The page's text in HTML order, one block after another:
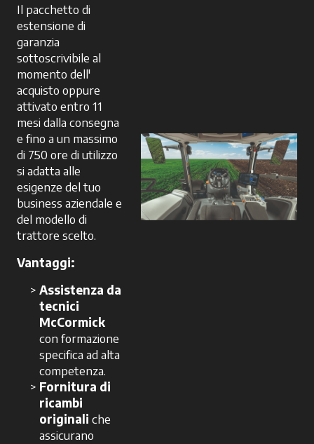
Il pacchetto di
estensione di
garanzia
sottoscrivibile al
momento dell'
acquisto oppure
attivato entro 11
mesi dalla consegna
e fino a un massimo
di 750 ore di utilizzo
si adatta alle
esigenze del tuo
business aziendale e
del modello di
trattore scelto.
Vantaggi:
Assistenza da
tecnici
McCormick
con formazione
specifica ad alta
competenza.
Fornitura di
ricambi
originali che
assicurano